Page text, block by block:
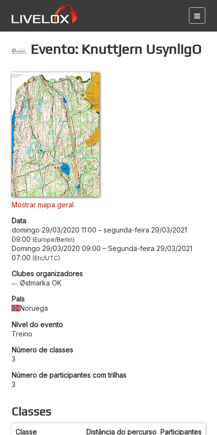
Evento: Knuttjern UsynligO
Mostrar mapa geral
Data
domingo 29/03/2020 11:00 – segunda-feira 29/03/2021
09:00 Europe/Berlin
Domingo 29/03/2020 09:00 – Segunda-feira 29/03/2021
07:00 Etc/UTC
Clubes organizadores
Østmarka OK
País
Noruega
Nível do evento
Treino
Número de classes
3
Número de participantes com trilhas
3
Classes
Classe Distância do percurso Participantes